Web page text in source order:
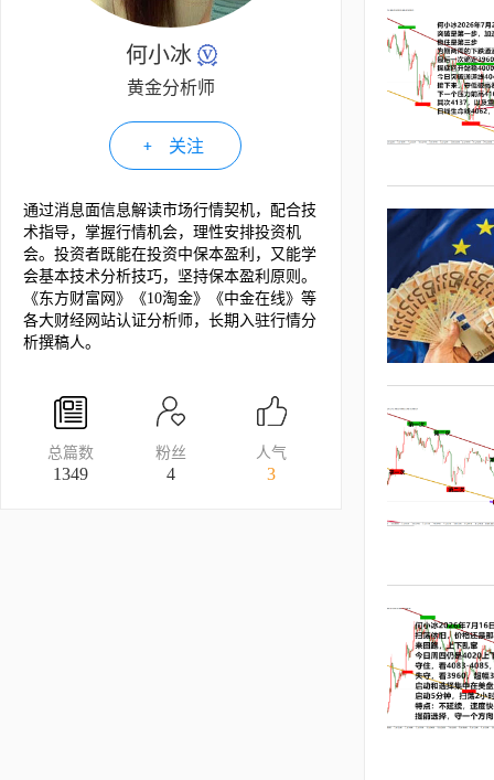
何小冰
黄金分析师
关注
通过消息面信息解读市场行情契机，配合技
术指导，掌握行情机会，理性安排投资机
会。投资者既能在投资中保本盈利，又能学
会基本技术分析技巧，坚持保本盈利原则。
《东方财富网》《10淘金》《中金在线》等
各大财经网站认证分析师，长期入驻行情分
析撰稿人。
总篇数
1349
粉丝
4
人气
3